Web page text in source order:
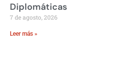
Diplomáticas
7 de agosto, 2026
Leer más »